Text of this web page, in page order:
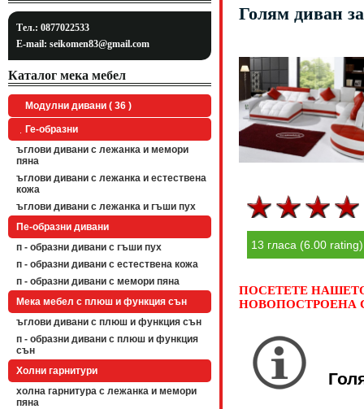
Тел.: 0877022533
E-mail: seikomen83@gmail.com
Каталог мека мебел
Модулни дивани ( 36 )
Ге-образни
ъглови дивани с лежанка и мемори
пяна
ъглови дивани с лежанка и естествена
кожа
ъглови дивани с лежанка и гъши пух
Пе-образни дивани
п - образни дивани с гъши пух
п - образни дивани с естествена кожа
п - образни дивани с мемори пяна
Мека мебел с плюш и функция сън
ъглови дивани с плюш и функция сън
п - образни дивани с плюш и функция
сън
Холни гарнитури
холна гарнитура с лежанка и мемори
пяна
Голям диван
13 гласа (6.00 rating)
ПОСЕТЕТЕ
НОВОПОСТРОЕНА